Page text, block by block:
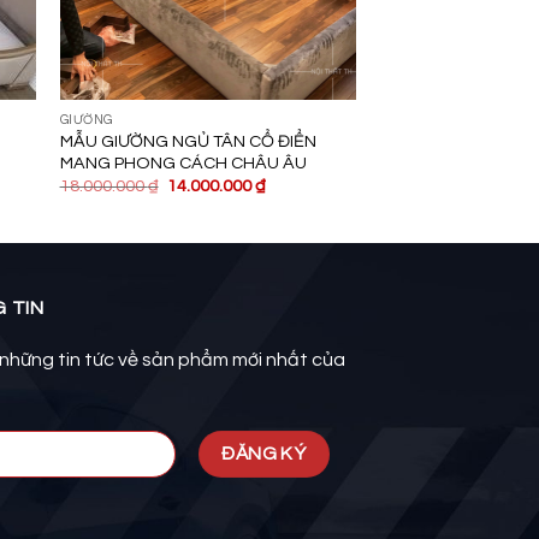
GIƯỜNG
MẪU GIƯỜNG NGỦ TÂN CỔ ĐIỂN
MANG PHONG CÁCH CHÂU ÂU
18.000.000₫ 14.000.000₫
TIN
tin tức về sản phẩm mới nhất của